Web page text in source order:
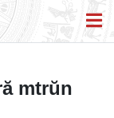
mtrŭn